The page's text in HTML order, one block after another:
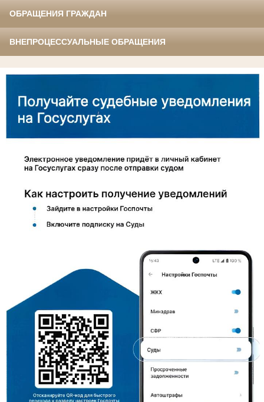
ОБРАЩЕНИЯ ГРАЖДАН
ВНЕПРОЦЕССУАЛЬНЫЕ ОБРАЩЕНИЯ